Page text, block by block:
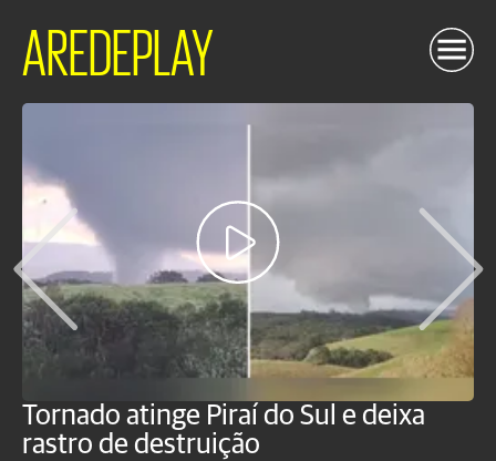
AREDEPLAY
Tornado atinge Piraí do Sul e deixa
rastro de destruição